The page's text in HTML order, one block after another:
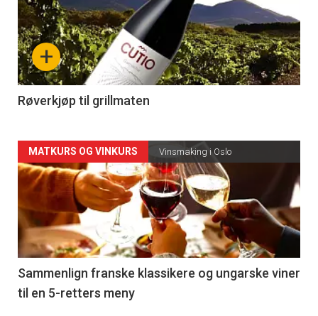
akkurat
nå
-
4
+
Røverkjøp til grillmaten
Forsiden
akkurat
nå
-
5
MATKURS OG VINKURS Vinsmaking i Oslo
Sammenlign franske klassikere og ungarske viner
til en 5-retters meny